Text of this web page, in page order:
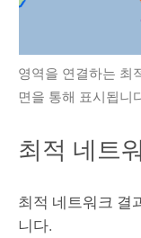
영역을 연결하는 최
면을 통해 표시됩니
최적 네트
최적 네트워크 결
니다.